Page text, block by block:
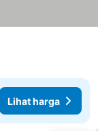
Lihat harga